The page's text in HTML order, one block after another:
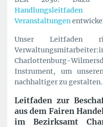
Veranstaltungen
Unser
Charlottenburg-
Instrument, um
nachhaltiger zu gestalten.
Leitfaden zur
aus dem Fairen
im Bezirksamt